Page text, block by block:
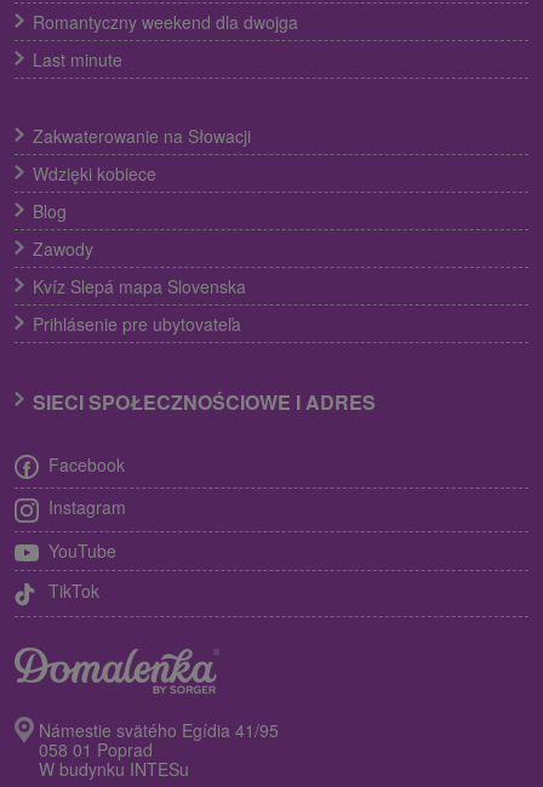
Romantyczny weekend dla dwojga
Last minute
Zakwaterowanie na Słowacji
Wdzięki kobiece
Blog
Zawody
Kvíz Slepá mapa Slovenska
Prihlásenie pre ubytovateľa
SIECI SPOŁECZNOŚCIOWE I ADRES
Facebook
Instagram
YouTube
TikTok
Námestie svätého Egídia 41/95
058 01 Poprad
W budynku INTESu